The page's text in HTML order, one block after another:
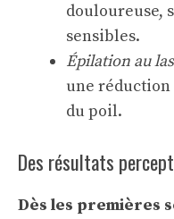
douloureuse,
sensibles.
Épilation au
une
du poil.
Des résultats
Dès les premières